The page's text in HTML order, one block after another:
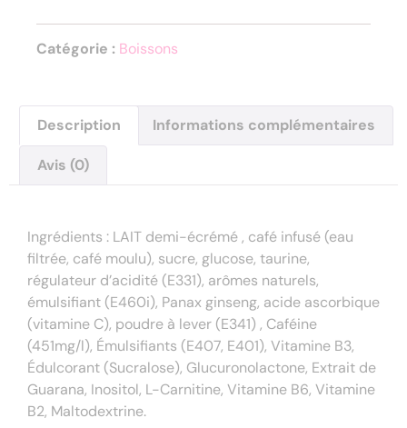
Catégorie : Boissons
Description Informations complémentaires
Avis (0)
Ingrédients : LAIT demi-écrémé , café infusé (eau
filtrée, café moulu), sucre, glucose, taurine,
régulateur d’acidité (E331), arômes naturels,
émulsifiant (E460i), Panax ginseng, acide ascorbique
(vitamine C), poudre à lever (E341) , Caféine
(451mg/l), Émulsifiants (E407, E401), Vitamine B3,
Édulcorant (Sucralose), Glucuronolactone, Extrait de
Guarana, Inositol, L-Carnitine, Vitamine B6, Vitamine
B2, Maltodextrine.